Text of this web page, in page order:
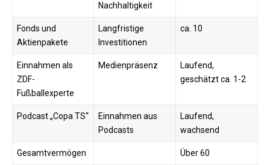
Nachhaltigkeit
Fonds und
Aktienpakete
Langfristige
Investitionen
ca. 10
Einnahmen als
ZDF-
Fußballexperte
Medienpräsenz
Laufend,
geschätzt ca. 1-2
Podcast „Copa TS“
Einnahmen aus
Podcasts
Laufend,
wachsend
Gesamtvermögen Über 60